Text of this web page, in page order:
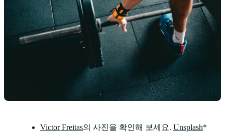
Victor Freitas의 사진을 확인해 보세요. Unsplash*